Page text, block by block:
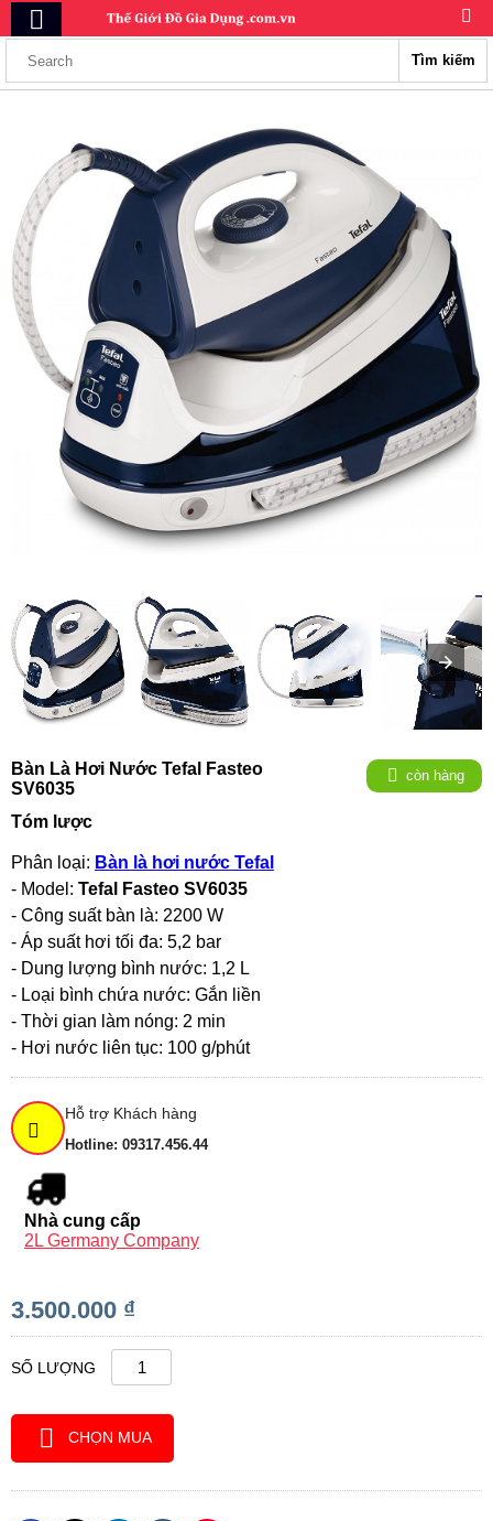
Tìm kiếm
Bàn Là Hơi Nước Tefal Fasteo
SV6035
còn hàng
Tóm lược
Phân loại: Bàn là hơi nước Tefal
- Model: Tefal Fasteo SV6035
- Công suất bàn là: 2200 W
- Áp suất hơi tối đa: 5,2 bar
- Dung lượng bình nước: 1,2 L
- Loại bình chứa nước: Gắn liền
- Thời gian làm nóng: 2 min
- Hơi nước liên tục: 100 g/phút
Hỗ trợ Khách hàng
Hotline: 09317.456.44
Nhà cung cấp
2L Germany Company
3.500.000 ₫
SỐ LƯỢNG
CHỌN MUA